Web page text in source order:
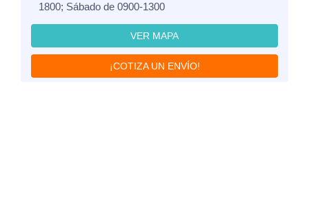
1800; Sábado de 0900-1300
VER MAPA
¡COTIZA UN ENVÍO!